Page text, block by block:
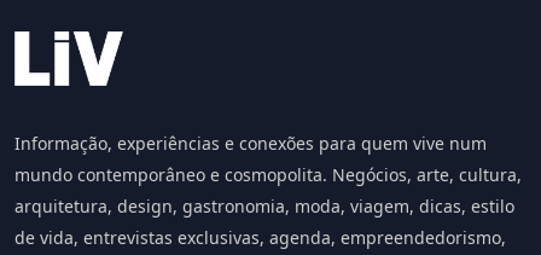
Informação, experiências e conexões para quem vive num
mundo contemporâneo e cosmopolita. Negócios, arte, cultura,
arquitetura, design, gastronomia, moda, viagem, dicas, estilo
de vida, entrevistas exclusivas, agenda, empreendedorismo,